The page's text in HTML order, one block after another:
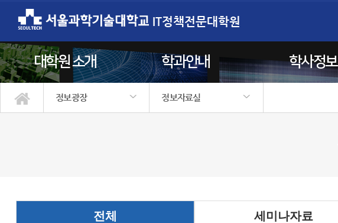
IT정책전문대학원
대학원 소개 학과안내 학사정보
정보광장
대학원 소개
학과안내
학사정보
입학안내
정보광장
원우회
정보자료실
공지/소식
행사갤러리
정보자료실
자주하는질문
전체 세미나자료